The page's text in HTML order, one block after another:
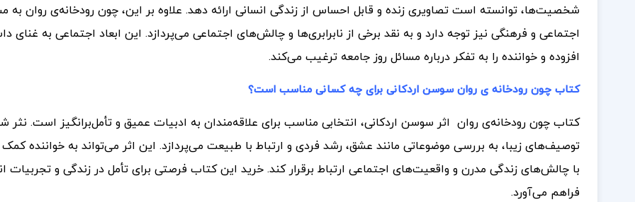
شخصیت‌ها، توانسته است تصاویری زنده و قابل احساس از زندگی انسانی ارائه دهد. علاوه بر این، چون رودخانه‌ی روان به
اجتماعی و فرهنگی نیز توجه دارد و به نقد برخی از نابرابری‌ها و چالش‌های اجتماعی می‌پردازد. این ابعاد اجتماعی به غنای
افزوده و خواننده را به تفکر درباره مسائل روز جامعه ترغیب می‌کند.
کتاب چون رودخانه ی روان سوسن اردکانی برای چه کسانی مناسب است؟
کتاب چون رودخانه‌ی روان اثر سوسن اردکانی، انتخابی مناسب برای علاقه‌مندان به ادبیات عمیق و تأمل‌برانگیز است. نثر
توصیف‌های زیبا، به بررسی موضوعاتی مانند عشق، رشد فردی و ارتباط با طبیعت می‌پردازد. این اثر می‌تواند به خواننده کمک
با چالش‌های زندگی مدرن و واقعیت‌های اجتماعی ارتباط برقرار کند. خرید این کتاب فرصتی برای تأمل در زندگی و تجربیات
فراهم می‌آورد.